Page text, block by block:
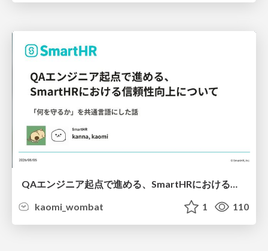
QAエンジニア起点で進める、SmartHRにおける信頼性向上について
kaomi_wombat
1 110